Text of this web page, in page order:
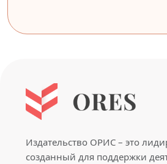
Издательство ОРИС – это
созданный для поддержки